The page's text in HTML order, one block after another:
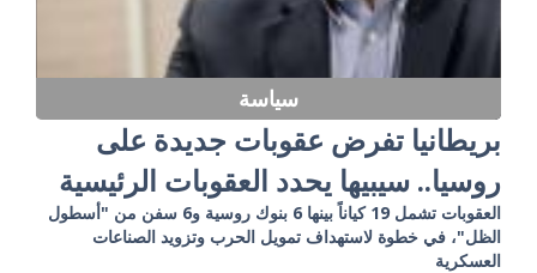
سياسة
بريطانيا تفرض عقوبات جديدة على
روسيا.. سيبيها يحدد العقوبات الرئيسية
العقوبات تشمل 19 كياناً بينها 6 بنوك روسية و6 سفن من "أسطول
الظل"، في خطوة لاستهداف تمويل الحرب وتزويد الصناعات
العسكرية